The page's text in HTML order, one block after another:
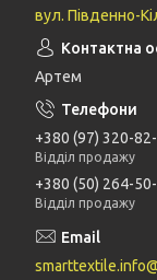
вул. Південно-
Артем
+380 (97) 320-
Відділ продажу
+380 (50) 264-
Відділ продажу